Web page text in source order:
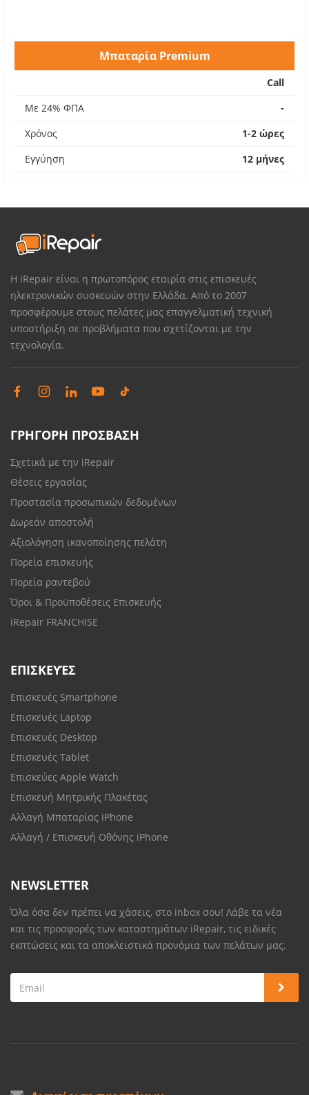
Μπαταρία Premium
Call
Με 24% ΦΠΑ
-
Χρόνος
1-2 ώρες
Εγγύηση
12 μήνες
Η iRepair είναι η πρωτοπόρος εταιρία στις επισκευές
ηλεκτρονικών συσκευών στην Ελλάδα. Από το 2007
προσφέρουμε στους πελάτες μας επαγγελματική τεχνική
υποστήριξη σε προβλήματα που σχετίζονται με την
τεχνολογία.
ΓΡΗΓΟΡΗ ΠΡΟΣΒΑΣΗ
Σχετικά με την iRepair
Θέσεις εργασίας
Προστασία προσωπικών δεδομένων
Δωρεάν αποστολή
Αξιολόγηση ικανοποίησης πελάτη
Πορεία επισκευής
Πορεία ραντεβού
Όροι & Προϋποθέσεις Επισκευής
iRepair FRANCHISE
ΕΠΙΣΚΕΥΈΣ
Επισκευές Smartphone
Επισκευές Laptop
Επισκευές Desktop
Επισκευές Tablet
Επισκεύες Apple Watch
Επισκευή Μητρικής Πλακέτας
Αλλαγή Μπαταρίας iPhone
Αλλαγή / Επισκευή Οθόνης iPhone
NEWSLETTER
Όλα όσα δεν πρέπει να χάσεις, στο inbox σου! Λάβε τα νέα
και τις προσφορές των καταστημάτων iRepair, τις ειδικές
εκπτώσεις και τα αποκλειστικά προνόμια των πελάτων μας.